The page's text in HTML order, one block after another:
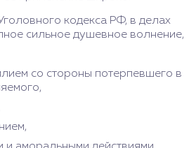
кодекса РФ, в делах
сильное душевное волнение,
со стороны потерпевшего в